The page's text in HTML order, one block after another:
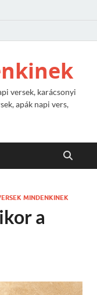
versek, karácsonyi
apák napi vers,
MINDENKINEK
a